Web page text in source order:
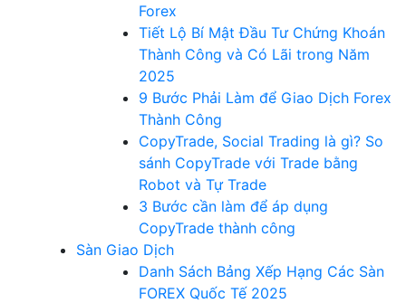
Forex
Tiết Lộ Bí Mật Đầu Tư Chứng Khoán
Thành Công và Có Lãi trong Năm
2025
9 Bước Phải Làm để Giao Dịch Forex
Thành Công
CopyTrade, Social Trading là gì? So
sánh CopyTrade với Trade bằng
Robot và Tự Trade
3 Bước cần làm để áp dụng
CopyTrade thành công
Sàn Giao Dịch
Danh Sách Bảng Xếp Hạng Các Sàn
FOREX Quốc Tế 2025